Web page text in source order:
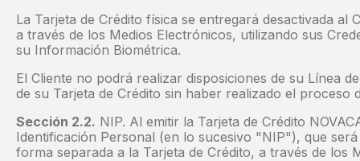
La Tarjeta de Crédito física se entregará desactivada al
a través de los Medios Electrónicos, utilizando sus
su Información Biométrica.
El Cliente no podrá realizar disposiciones de su Línea
de su Tarjeta de Crédito sin haber realizado el proceso
Sección 2.2. NIP. Al emitir la Tarjeta de Crédito
Identificación Personal (en lo sucesivo "NIP"), que
forma separada a la Tarjeta de Crédito, a través de los